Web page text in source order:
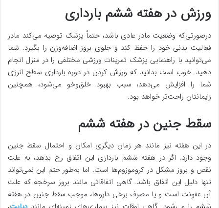
ورزش در هفته ششم بارداری
درصورتی‌که وضعیت مادر عادی باشد، حتماً پزشک توصیه می‌کند مادر
فعالیت بدنی خود را حفظ کند و جلوی بروز اضافه‌وزن را بگیرد. شما
می‌توانید با راهنمایی پزشک تمرینات ورزشی مختلفی را در منزل انجام
دهید. خوب است بدانید که ورزش کردن در دوره بارداری سطح انرژی
شما را افزایش می‌دهد، سبب بهبود خلق‌وخو می‌شود، همچنین
زایمانتان راحت‌تر خواهد بود.
سقط جنین در هفته ششم
در این هفته نیز مانند هر زمان دیگری امکان و احتمال سقط جنین
وجود دارد. اگر در هفته ششم بارداری این اتفاق رخ بدهد، به علت
نقص و بروز مشکل در کروموزوم‌ها است. اما به‌طور حتم این نمی‌تواند
تنها دلیل این اتفاق باشد. گاهی اتفاقاتی مانند بروز سرخجه که علت
آن عفونت است و یا مصرف برخی داروها، موجب سقط جنین در هفته